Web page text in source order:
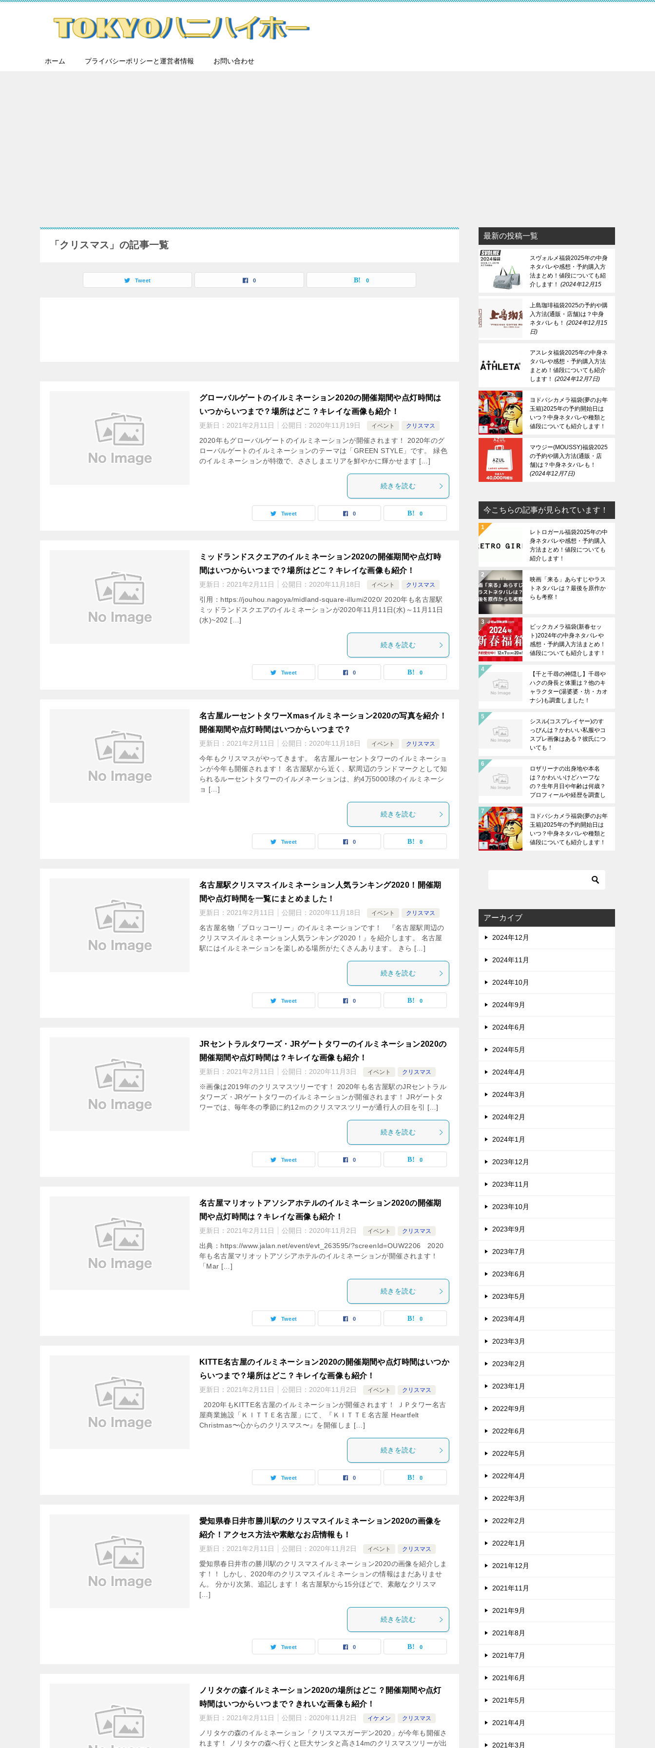
ホーム プライバシーポリシーと運営者情報 お問い合わせ
「クリスマス」の記事一覧
Tweet 0 0
グローバルゲートのイルミネーション2020の開催期間や点灯時間は
いつからいつまで？場所はどこ？キレイな画像も紹介！
更新日： 2021年2月11日 公開日： 2020年11月19日 イベント クリスマス
2020年もグローバルゲートのイルミネーションが開催されます！ 2020年のグ
ローバルゲートのイルミネーションのテーマは「GREEN STYLE」です。 緑色
のイルミネーションが特徴で、ささしまエリアを鮮やかに輝かせます […]
続きを読む
Tweet 0 0
ミッドランドスクエアのイルミネーション2020の開催期間や点灯時
間はいつからいつまで？場所はどこ？キレイな画像も紹介！
更新日： 2021年2月11日 公開日： 2020年11月18日 イベント クリスマス
引用：https://jouhou.nagoya/midland-square-illumi2020/ 2020年も名古屋駅
ミッドランドスクエアのイルミネーションが2020年11月11日(水)～11月11日
(水)~202 […]
続きを読む
Tweet 0 0
名古屋ルーセントタワーXmasイルミネーション2020の写真を紹介！
開催期間や点灯時間はいつからいつまで？
更新日： 2021年2月11日 公開日： 2020年11月18日 イベント クリスマス
今年もクリスマスがやってきます。 名古屋ルーセントタワーのイルミネーショ
ンが今年も開催されます！ 名古屋駅から近く、駅周辺のランドマークとして知
られるルーセントタワーのイルメネーションは、約4万5000球のイルミネーシ
ョ […]
続きを読む
Tweet 0 0
名古屋駅クリスマスイルミネーション人気ランキング2020！開催期
間や点灯時間を一覧にまとめました！
更新日： 2021年2月11日 公開日： 2020年11月18日 イベント クリスマス
名古屋名物「ブロッコーリー」のイルミネーションです！ 『名古屋駅周辺の
クリスマスイルミネーション人気ランキング2020！』を紹介します。 名古屋
駅にはイルミネーションを楽しめる場所がたくさんあります。 きら […]
続きを読む
Tweet 0 0
JRセントラルタワーズ・JRゲートタワーのイルミネーション2020の
開催期間や点灯時間は？キレイな画像も紹介！
更新日： 2021年2月11日 公開日： 2020年11月3日 イベント クリスマス
※画像は2019年のクリスマスツリーです！ 2020年も名古屋駅のJRセントラル
タワーズ・JRゲートタワーのイルミネーションが開催されます！ JRゲートタ
ワーでは、毎年冬の季節に約12ｍのクリスマスツリーが通行人の目を引 […]
続きを読む
Tweet 0 0
名古屋マリオットアソシアホテルのイルミネーション2020の開催期
間や点灯時間は？キレイな画像も紹介！
更新日： 2021年2月11日 公開日： 2020年11月2日 イベント クリスマス
出典：https://www.jalan.net/event/evt_263595/?screenId=OUW2206 2020
年も名古屋マリオットアソシアホテルのイルミネーションが開催されます！
「Mar […]
続きを読む
Tweet 0 0
KITTE名古屋のイルミネーション2020の開催期間や点灯時間はいつか
らいつまで？場所はどこ？キレイな画像も紹介！
更新日： 2021年2月11日 公開日： 2020年11月2日 イベント クリスマス
2020年もKITTE名古屋のイルミネーションが開催されます！ ＪＰタワー名古
屋商業施設「ＫＩＴＴＥ名古屋」にて、『ＫＩＴＴＥ名古屋 Heartfelt
Christmas〜心からのクリスマス〜』を開催しま […]
続きを読む
Tweet 0 0
愛知県春日井市勝川駅のクリスマスイルミネーション2020の画像を
紹介！アクセス方法や素敵なお店情報も！
更新日： 2021年2月11日 公開日： 2020年11月2日 イベント クリスマス
愛知県春日井市の勝川駅のクリスマスイルミネーション2020の画像を紹介しま
す！！ しかし、2020年のクリスマスイルミネーションの情報はまだありませ
ん。 分かり次第、追記します！ 名古屋駅から15分ほどで、素敵なクリスマ
[…]
続きを読む
Tweet 0 0
ノリタケの森イルミネーション2020の場所はどこ？開催期間や点灯
時間はいつからいつまで？きれいな画像も紹介！
更新日： 2021年2月11日 公開日： 2020年11月2日 イケメン クリスマス
ノリタケの森のイルミネーション「クリスマスガーデン2020」が今年も開催さ
れます！ ノリタケの森へ行くと巨大サンタと高さ14mのクリスマスツリーが出
最新の投稿一覧
スヴォルメ福袋2025年の中身
ネタバレや感想・予約購入方
法まとめ！値段についても紹
介します！
2024年12月15
上島珈琲福袋2025の予約や購
入方法(通販・店舗)は？中身
ネタバレも！
2024年12月15
日
アスレタ福袋2025年の中身ネ
タバレや感想・予約購入方法
まとめ！値段についても紹介
します！
2024年12月7日
ヨドバシカメラ福袋(夢のお年
玉箱)2025年の予約開始日は
いつ？中身ネタバレや種類と
値段についても紹介します！
マウジー(MOUSSY)福袋2025
の予約や購入方法(通販・店
舗)は？中身ネタバレも！
2024年12月7日
今こちらの記事が見られています！
レトロガール福袋2025年の中
身ネタバレや感想・予約購入
方法まとめ！値段についても
紹介します！
映画「来る」あらすじやラス
トネタバレは？最後を原作か
らも考察！
ビックカメラ福袋(新春セッ
ト)2024年の中身ネタバレや
感想・予約購入方法まとめ！
値段についても紹介します！
【千と千尋の神隠し】千尋や
ハクの身長と体重は？他のキ
ャラクター(湯婆婆・坊・カオ
ナシ)も調査しました！
シスル(コスプレイヤー)のす
っぴんは？かわいい私服やコ
スプレ画像はある？彼氏につ
いても！
ロザリーナの出身地や本名
は？かわいいけどハーフな
の？生年月日や年齢は何歳？
プロフィールや経歴を調査し
ヨドバシカメラ福袋(夢のお年
玉箱)2025年の予約開始日は
いつ？中身ネタバレや種類と
値段についても紹介します！
アーカイブ
2024年12月
2024年11月
2024年10月
2024年9月
2024年6月
2024年5月
2024年4月
2024年3月
2024年2月
2024年1月
2023年12月
2023年11月
2023年10月
2023年9月
2023年7月
2023年6月
2023年5月
2023年4月
2023年3月
2023年2月
2023年1月
2022年9月
2022年6月
2022年5月
2022年4月
2022年3月
2022年2月
2022年1月
2021年12月
2021年11月
2021年9月
2021年8月
2021年7月
2021年6月
2021年5月
2021年4月
2021年3月